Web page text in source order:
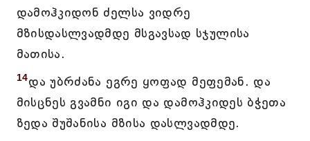
დამოჰკიდონ ძელსა ვიდრე
მზისდასლვადმდე მსგავსად სჯულისა
მათისა.
14და უბრძანა ეგრე ყოფად მეფემან. და
მისცნეს გვამნი იგი და დამოჰკიდეს ბჭეთა
ზედა შუშანისა მზისა დასლვადმდე.